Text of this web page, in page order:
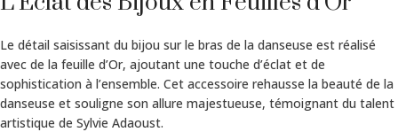
Le détail saisissant du bijou sur le bras de la danseuse est réalisé
avec de la feuille d’Or, ajoutant une touche d’éclat et de
sophistication à l’ensemble. Cet accessoire rehausse la beauté de la
danseuse et souligne son allure majestueuse, témoignant du talent
artistique de Sylvie Adaoust.